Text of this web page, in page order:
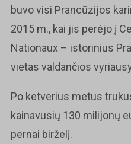
buvo visi Prancūzijos
2015 m., kai jis perėjo į
Nationaux – istorinius
vietas valdančios
Po ketverius metus
kainavusių 130 milijonų
pernai birželį.